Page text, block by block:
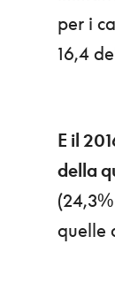
per i
16,4
E il
della
quelle